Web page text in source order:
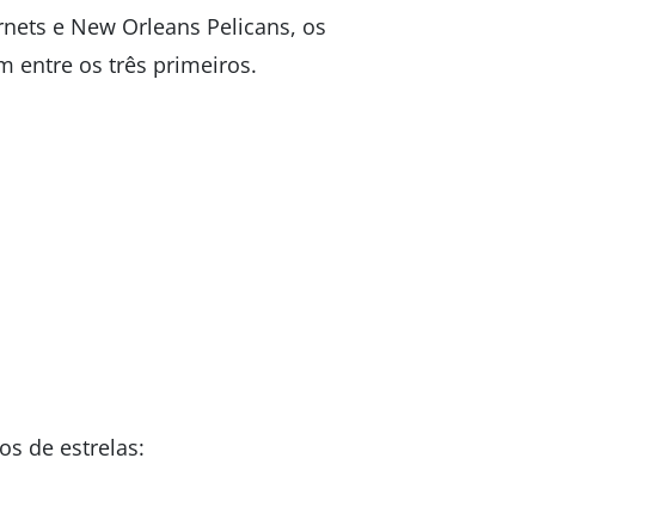
e New Orleans Pelicans, os
entre os três primeiros.
de estrelas: